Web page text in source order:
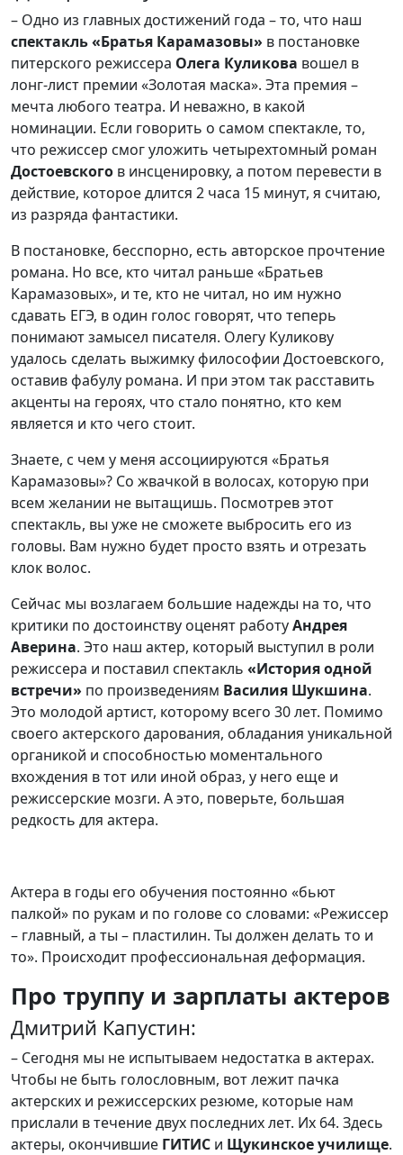
– Одно из главных достижений года – то, что наш
спектакль «Братья Карамазовы» в постановке
питерского режиссера Олега Куликова вошел в
лонг-лист премии «Золотая маска». Эта премия –
мечта любого театра. И неважно, в какой
номинации. Если говорить о самом спектакле, то,
что режиссер смог уложить четырехтомный роман
Достоевского в инсценировку, а потом перевести в
действие, которое длится 2 часа 15 минут, я считаю,
из разряда фантастики.
В постановке, бесспорно, есть авторское прочтение
романа. Но все, кто читал раньше «Братьев
Карамазовых», и те, кто не читал, но им нужно
сдавать ЕГЭ, в один голос говорят, что теперь
понимают замысел писателя. Олегу Куликову
удалось сделать выжимку философии Достоевского,
оставив фабулу романа. И при этом так расставить
акценты на героях, что стало понятно, кто кем
является и кто чего стоит.
Знаете, с чем у меня ассоциируются «Братья
Карамазовы»? Со жвачкой в волосах, которую при
всем желании не вытащишь. Посмотрев этот
спектакль, вы уже не сможете выбросить его из
головы. Вам нужно будет просто взять и отрезать
клок волос.
Сейчас мы возлагаем большие надежды на то, что
критики по достоинству оценят работуАндрея
Аверина. Это наш актер, который выступил в роли
режиссера и поставил спектакль «История одной
встречи» по произведениям Василия Шукшина.
Это молодой артист, которому всего 30 лет. Помимо
своего актерского дарования, обладания уникальной
органикой и способностью моментального
вхождения в тот или иной образ, у него еще и
режиссерские мозги. А это, поверьте, большая
редкость для актера.
Актера в годы его обучения постоянно «бьют
палкой» по рукам и по голове со словами: «Режиссер
– главный, а ты – пластилин. Ты должен делать то и
то». Происходит профессиональная деформация.
Про труппу и зарплаты актеров
Дмитрий Капустин:
– Сегодня мы не испытываем недостатка в актерах.
Чтобы не быть голословным, вот лежит пачка
актерских и режиссерских резюме, которые нам
прислали в течение двух последних лет. Их 64. Здесь
актеры, окончившие ГИТИС и Щукинское училище.